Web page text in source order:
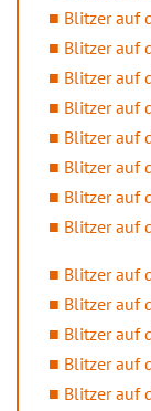
Blitzer auf
Blitzer auf
Blitzer auf
Blitzer auf
Blitzer auf
Blitzer auf
Blitzer auf
Blitzer auf
Blitzer auf
Blitzer auf
Blitzer auf
Blitzer auf
Blitzer auf